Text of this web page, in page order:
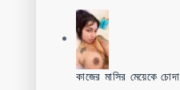
কাজের মাসির মেয়েকে চোদা